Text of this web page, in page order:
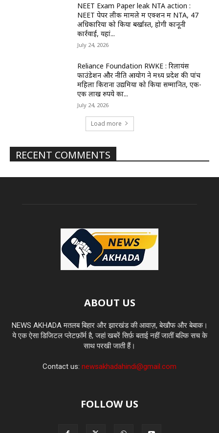
NEET Exam Paper leak NTA action :
NEET पेपर लीक मामले में एक्शन में NTA, 47
अधिकारियों को किया बर्खास्त, होगी कानूनी
कार्रवाई, यहां...
July 24, 2026
Reliance Foundation RWKE : रिलायंस
फाउंडेशन और नीति आयोग ने मध्य प्रदेश की पांच
महिला किराना उद्यमियों को किया सम्मानित, एक-
एक लाख रुपये का...
July 24, 2026
Load more
RECENT COMMENTS
ABOUT US
NEWS AKHADA मतलब बिहार और झारखंड की आवाज़, बेखौफ और बेबाक।
ये एक ऐसा डिजिटल प्लेटफ़ॉर्म है, जहां खबरें सिर्फ़ बताई नहीं जातीं बल्कि सच के
साथ परखी जाती हैं।
Contact us: newsakhadahindi@gmail.com
FOLLOW US